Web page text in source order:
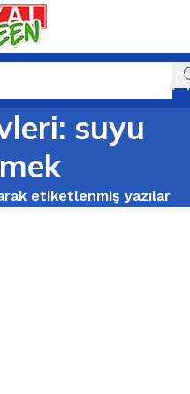
suyu
etiketlenmiş yazılar